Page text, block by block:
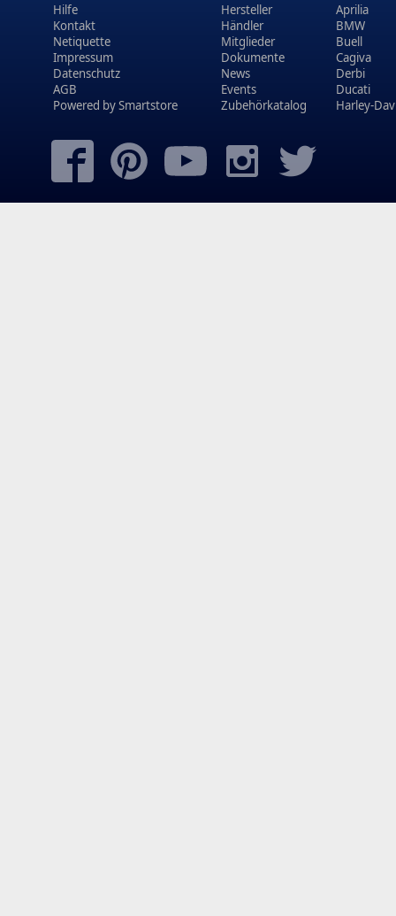
Hilfe
Kontakt
Netiquette
Impressum
Datenschutz
AGB
Powered bySmartstore
Hersteller
Händler
Mitglieder
Dokumente
News
Events
Zubehörkatalog
Aprilia
BMW
Buell
Cagiva
Derbi
Ducati
Harley-